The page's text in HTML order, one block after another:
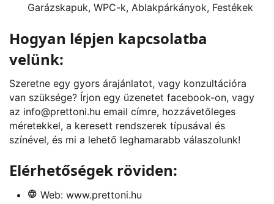
Garázskapuk, WPC-k, Ablakpárkányok, Festékek
Hogyan lépjen kapcsolatba
velünk:
Szeretne egy gyors árajánlatot, vagy konzultációra
van szüksége? Írjon egy üzenetet facebook-on, vagy
az info@prettoni.hu email címre, hozzávetőleges
méretekkel, a keresett rendszerek típusával és
színével, és mi a lehető leghamarabb válaszolunk!
Elérhetőségek röviden:
Web: www.prettoni.hu